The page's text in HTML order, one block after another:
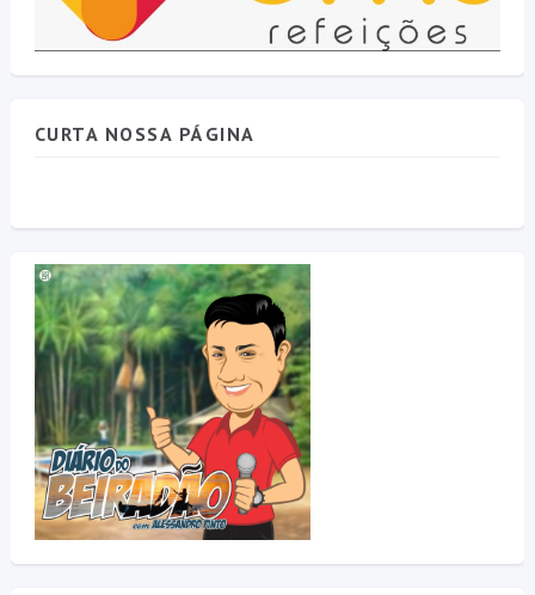
CURTA NOSSA PÁGINA